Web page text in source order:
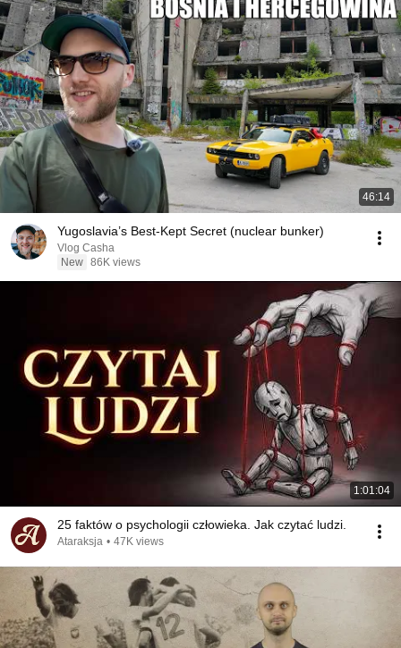
46:14
Yugoslavia’s Best-Kept Secret (nuclear bunker)
Vlog Casha
New 86K views
1:01:04
25 faktów o psychologii człowieka. Jak czytać ludzi.
Ataraksja • 47K views